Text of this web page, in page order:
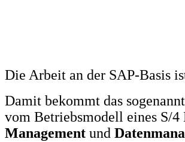
Die Arbeit an der SAP-Basis
Damit bekommt das
vom Betriebsmodell eines S/
Management und